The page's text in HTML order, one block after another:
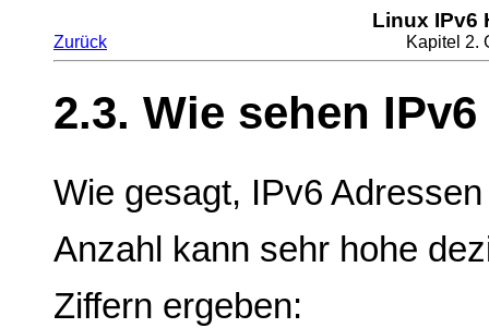
Linux IPv6
Zurück Kapitel 2.
2.3. Wie sehen
Wie gesagt, IPv6
Anzahl kann sehr hohe
Ziffern ergeben: